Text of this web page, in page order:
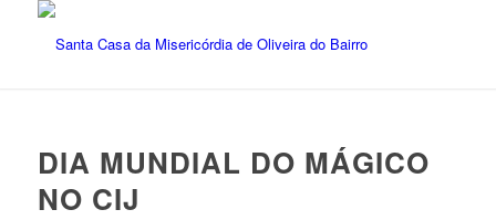
DIA MUNDIAL DO MÁGICO
NO CIJ